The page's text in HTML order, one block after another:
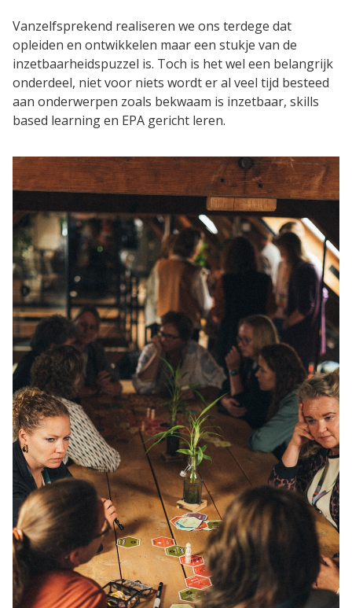
Vanzelfsprekend realiseren we ons terdege dat
opleiden en ontwikkelen maar een stukje van de
inzetbaarheidspuzzel is. Toch is het wel een belangrijk
onderdeel, niet voor niets wordt er al veel tijd besteed
aan onderwerpen zoals bekwaam is inzetbaar, skills
based learning en EPA gericht leren.